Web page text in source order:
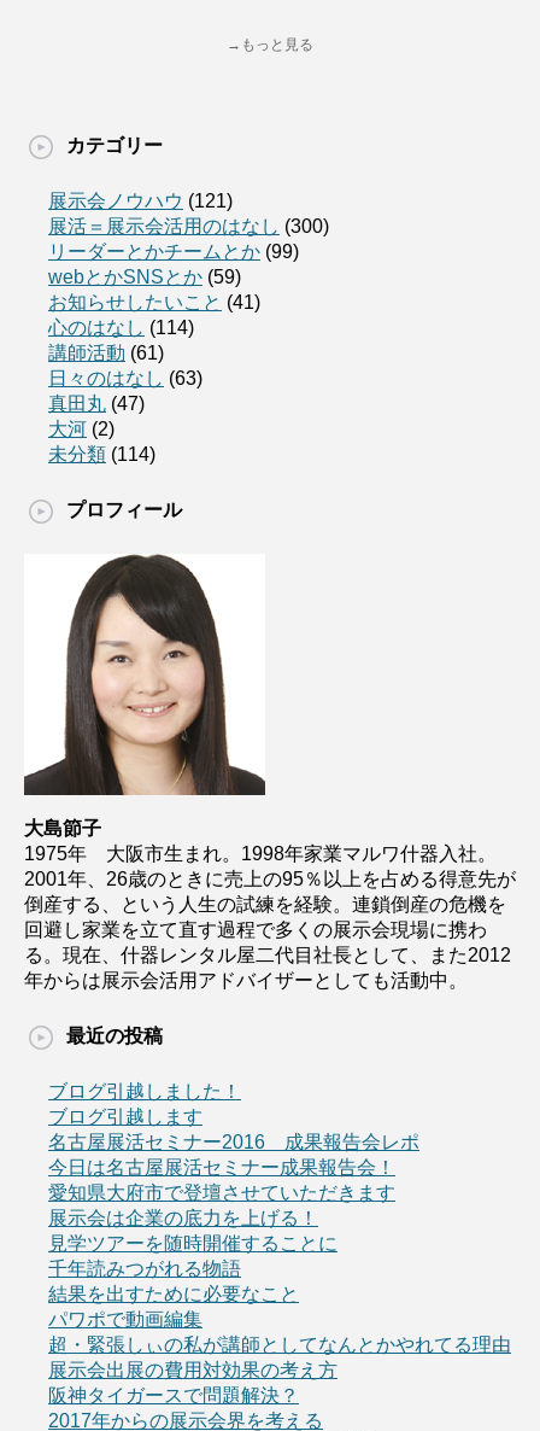
→もっと見る
カテゴリー
展示会ノウハウ (121)
展活＝展示会活用のはなし (300)
リーダーとかチームとか (99)
webとかSNSとか (59)
お知らせしたいこと (41)
心のはなし (114)
講師活動 (61)
日々のはなし (63)
真田丸 (47)
大河 (2)
未分類 (114)
プロフィール
大島節子
1975年 大阪市生まれ。1998年家業マルワ什器入社。
2001年、26歳のときに売上の95％以上を占める得意先が
倒産する、という人生の試練を経験。連鎖倒産の危機を
回避し家業を立て直す過程で多くの展示会現場に携わ
る。現在、什器レンタル屋二代目社長として、また2012
年からは展示会活用アドバイザーとしても活動中。
最近の投稿
ブログ引越しました！
ブログ引越します
名古屋展活セミナー2016 成果報告会レポ
今日は名古屋展活セミナー成果報告会！
愛知県大府市で登壇させていただきます
展示会は企業の底力を上げる！
見学ツアーを随時開催することに
千年読みつがれる物語
結果を出すために必要なこと
パワポで動画編集
超・緊張しぃの私が講師としてなんとかやれてる理由
展示会出展の費用対効果の考え方
阪神タイガースで問題解決？
2017年からの展示会界を考える